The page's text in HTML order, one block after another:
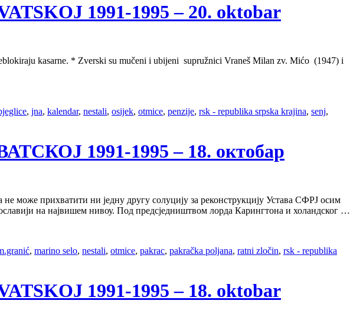
1991-1995 – 20. oktobar
kasarne. * Zverski su mučeni i ubijeni supružnici Vraneš Milan zv. Mićo (1947) i
, jna, kalendar, nestali, osijek, otmice, penzije, rsk - republika srpska krajina, senj,
1991-1995 – 18. октобар
може прихватити ни једну другу солуцију за реконструкцију Устава СФРЈ осим
на највишем нивоу. Под предсједништвом лорда Карингтона и холандског …
, marino selo, nestali, otmice, pakrac, pakračka poljana, ratni zločin, rsk - republika
1991-1995 – 18. oktobar